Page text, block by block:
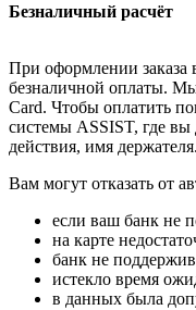
Безналичный расчёт
При оформлении заказа
безналичной оплаты.
Card. Чтобы оплатить
системы ASSIST, где
действия, имя держателя.
Вам могут отказать от
если ваш банк не
на карте
банк не
истекло время
в данных была